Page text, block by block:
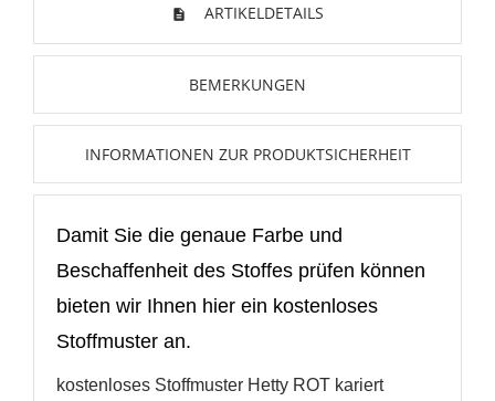
ARTIKELDETAILS
BEMERKUNGEN
INFORMATIONEN ZUR PRODUKTSICHERHEIT
Damit Sie die genaue Farbe und
Beschaffenheit des Stoffes prüfen können
bieten wir Ihnen hier ein kostenloses
Stoffmuster an.
kostenloses Stoffmuster Hetty ROT kariert
add_circle_outline Neue Liste anlegen
erstellen
Wunschliste hinzufügen zu können.